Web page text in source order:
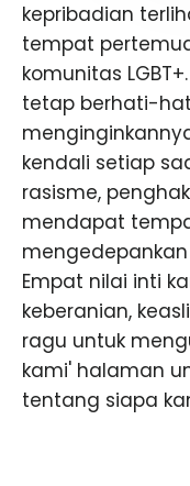
kepribadian
tempat
komunitas
tetap berhati-
kendali setiap
rasisme,
mendapat
Empat nilai inti
keberanian,
ragu untuk
kami' halaman
tentang siapa